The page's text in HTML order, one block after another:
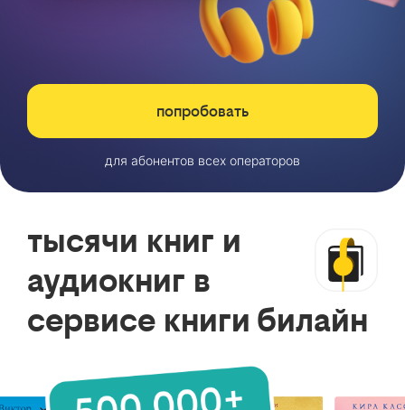
попробовать
для абонентов всех операторов
тысячи книг и
аудиокниг в
сервисе книги билайн